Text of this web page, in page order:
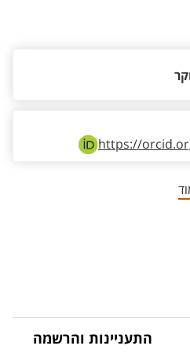
https://
התעניינות והרשמה